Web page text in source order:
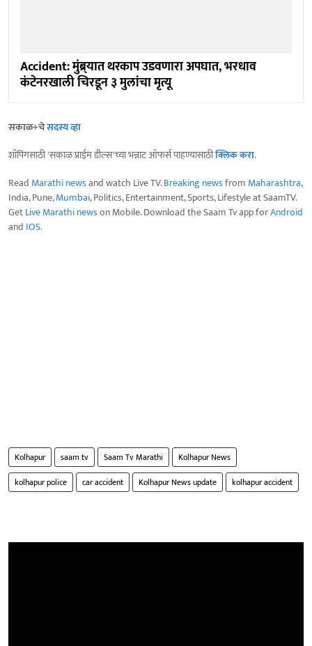
Accident: मुंब्र्यात थरकाप उडवणारा अपघात, भरधाव
कंटेनरखाली चिरडून ३ मुलांचा मृत्यू
सकाळ+चेसदस्य व्हा
शॉपिंगसाठी 'सकाळ प्राईम डील्स'च्या भन्नाट ऑफर्स पाहण्यासाठीक्लिक करा.
Read Marathi newsand watch Live TV.Breaking newsfrom Maharashtra,
India, Pune,Mumbai, Politics, Entertainment, Sports, Lifestyle at SaamTV.
GetLive Marathi newson Mobile. Download the Saam Tv app forAndroid
and IOS.
Kolhapur saam tv Saam Tv Marathi
Kolhapur News
kolhapur police
car accident Kolhapur News update kolhapur accident